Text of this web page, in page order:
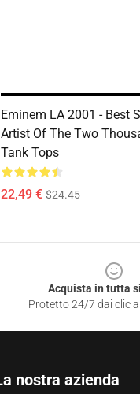
Eminem LA 2001 - Best
Artist Of The Two
Tank Tops
22,49 € $24.45
Acquista in tutta
Protetto 24/7 dai clic
nostra azienda